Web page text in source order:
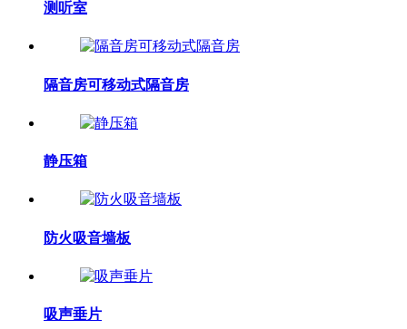
测听室
隔音房可移动式隔音房
静压箱
防火吸音墙板
吸声垂片